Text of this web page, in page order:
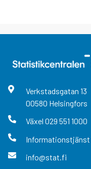
Verkstadsgatan 13
00580 Helsingfors
Växel 029 551 1000
Informationstjänst
info@stat.fi